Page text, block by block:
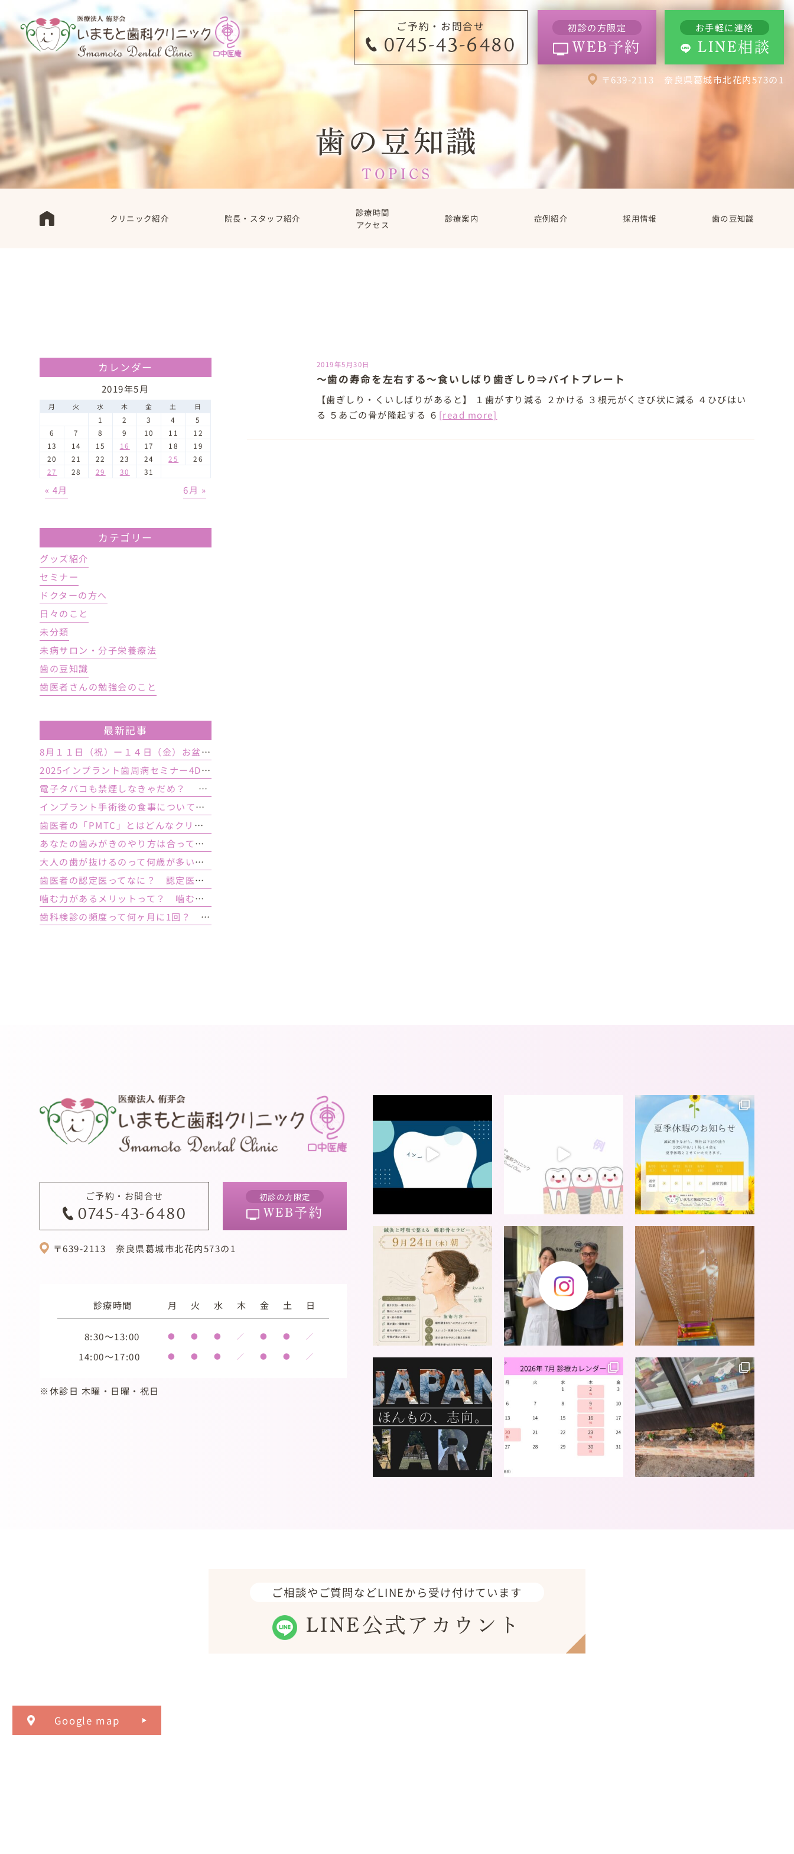
ご予約・お問合せ
0745-43-6480
初診の方限定
WEB予約
お手軽に連絡
LINE相談
〒639-2113 奈良県葛城市北花内573の1
歯の豆知識
TOPICS
クリニック紹介 院長・スタッフ紹介
診療時間
アクセス
診療案内 症例紹介 採用情報 歯の豆知識
2019年5月30日
～歯の寿命を左右する～食いしばり歯ぎしり⇒バイトプレート
【歯ぎしり・くいしばりがあると】 １歯がすり減る ２かける ３根元がくさび状に減る ４ひびはい
る ５あごの骨が隆起する ６ [read more]
カレンダー
2019年5月
月 火 水 木 金 土 日
1 2 3 4
5
6
7 8 9 10 11
12
13
14 15 16 17 18
19
20
21 22 23 24 25
26
27
28 29 30 31
« 4月 6月 »
カテゴリー
グッズ紹介
セミナー
ドクターの方へ
日々のこと
未分類
未病サロン・分子栄養療法
歯の豆知識
歯医者さんの勉強会のこと
最新記事
8月１１日（祝）ー１４日（金）お盆休み １５日土曜日から診療しております
2025インプラント歯周病セミナー4DAY行いました
電子タバコも禁煙しなきゃだめ？ インプラント手術前後の喫煙が及ぼす影響とは？
インプラント手術後の食事について｜ 当日の注意点・いつから普通の食事ができる？
歯医者の「PMTC」とはどんなクリーニング？スケーリングとは何が違うの？
あなたの歯みがきのやり方は合っている？ 正しい歯みがき方法と間違った方法
大人の歯が抜けるのって何歳が多い？ 平均年齢と原因について
歯医者の認定医ってなに？ 認定医やインストラクターの資格を持つ歯医者のメリット
噛む力があるメリットって？ 噛む力が弱いとどうなるの？
歯科検診の頻度って何ヶ月に1回？ 定期検診って何するの？
ご予約・お問合せ
0745-43-6480
初診の方限定
WEB予約
〒639-2113奈良県葛城市北花内573の1
診療時間 月 火 水 木 金 土 日
8:30～13:00 ● ● ● ／ ● ● ／
14:00～17:00 ● ● ● ／ ● ● ／
※休診日 木曜・日曜・祝日
ご相談やご質問などLINEから受け付けています
LINE公式アカウント
Google map